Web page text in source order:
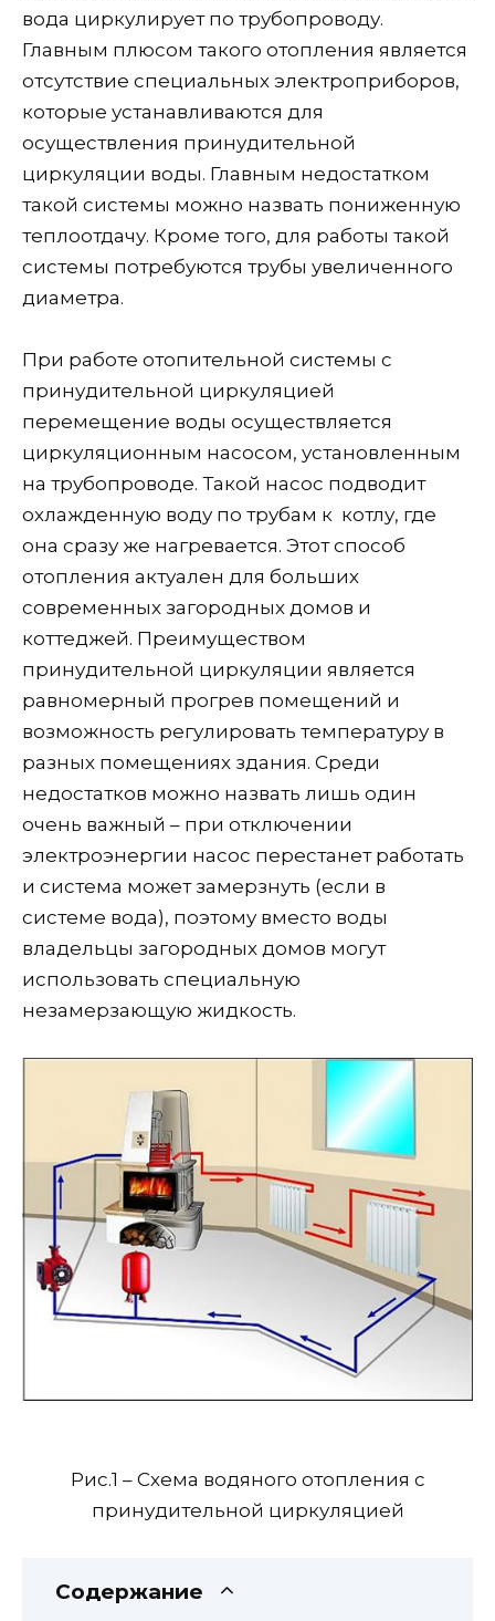
вода циркулирует по трубопроводу.
Главным плюсом такого отопления является
отсутствие специальных электроприборов,
которые устанавливаются для
осуществления принудительной
циркуляции воды. Главным недостатком
такой системы можно назвать пониженную
теплоотдачу. Кроме того, для работы такой
системы потребуются трубы увеличенного
диаметра.
При работе отопительной системы с
принудительной циркуляцией
перемещение воды осуществляется
циркуляционным насосом, установленным
на трубопроводе. Такой насос подводит
охлажденную воду по трубам к котлу, где
она сразу же нагревается. Этот способ
отопления актуален для больших
современных загородных домов и
коттеджей. Преимуществом
принудительной циркуляции является
равномерный прогрев помещений и
возможность регулировать температуру в
разных помещениях здания. Среди
недостатков можно назвать лишь один
очень важный – при отключении
электроэнергии насос перестанет работать
и система может замерзнуть (если в
системе вода), поэтому вместо воды
владельцы загородных домов могут
использовать специальную
незамерзающую жидкость.
Рис.1 – Схема водяного отопления с
принудительной циркуляцией
Содержание